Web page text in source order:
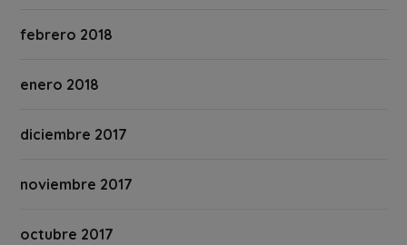
febrero 2018
enero 2018
diciembre 2017
noviembre 2017
octubre 2017